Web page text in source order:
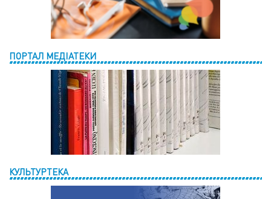
ПОРТАЛ МЕДІАТЕКИ
КУЛЬТУРТЕКА